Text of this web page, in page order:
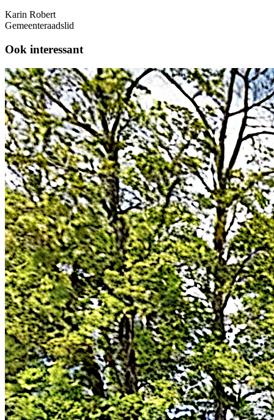
Karin Robert
Gemeenteraadslid
Ook interessant